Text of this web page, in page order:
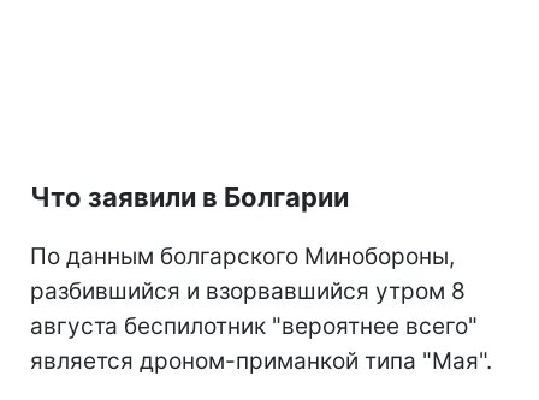
Что заявили в Болгарии
По данным болгарского Минобороны,
разбившийся и взорвавшийся утром 8
августа беспилотник "вероятнее всего"
является дроном-приманкой типа "Мая".